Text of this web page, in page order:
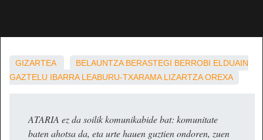
GIZARTEA BELAUNTZA BERASTEGI BERROBI ELDUAIN
GAZTELU IBARRA LEABURU-TXARAMA LIZARTZA OREXA
ATARIA ez da soilik komunikabide bat: komunitate
baten ahotsa da, eta urte hauen guztien ondoren, zuen